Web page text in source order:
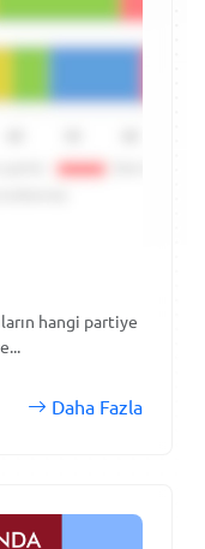
hangi partiye
Daha Fazla